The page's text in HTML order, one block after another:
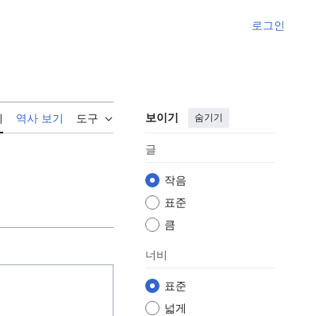
로그인
역사 보기 도구 보이기 숨기기
글
작음
표준
큼
너비
표준
넓게